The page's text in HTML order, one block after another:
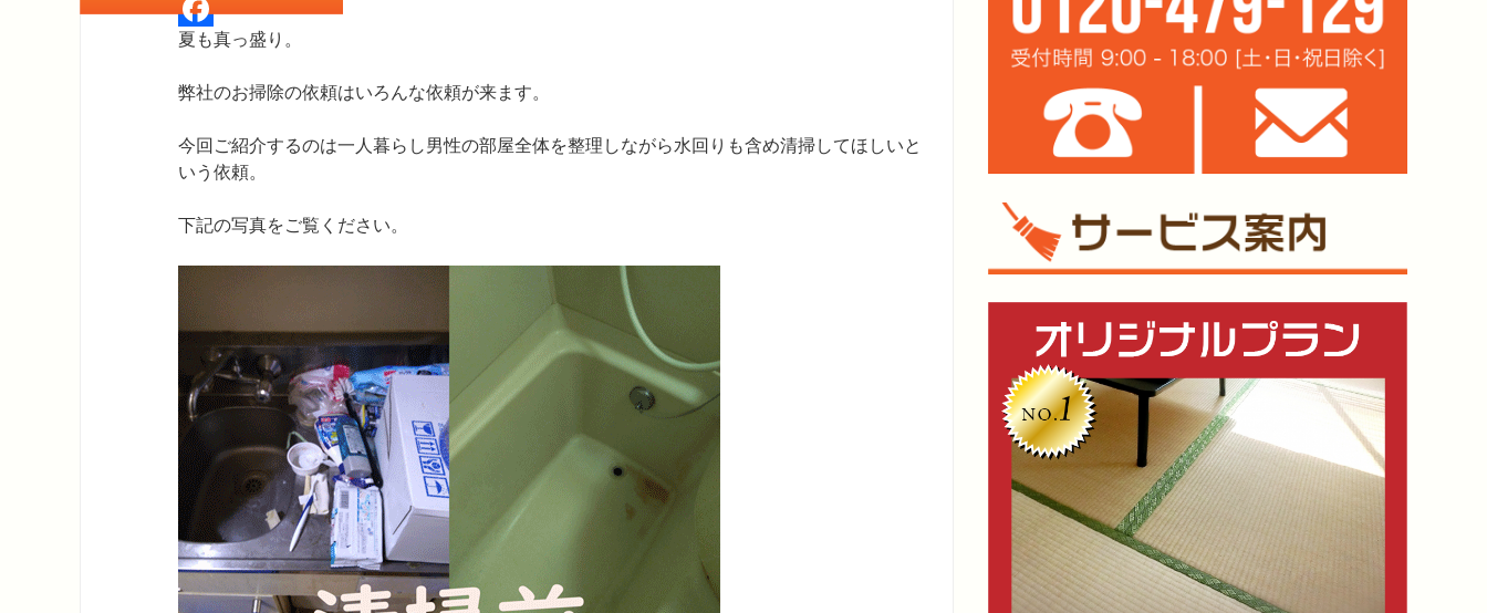
Twitter
Facebook
夏も真っ盛り。
弊社のお掃除の依頼はいろんな依頼が来ます。
今回ご紹介するのは一人暮らし男性の部屋全体を整理しながら水回りも含め清掃してほしいと
いう依頼。
下記の写真をご覧ください。